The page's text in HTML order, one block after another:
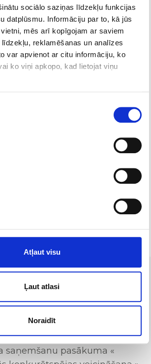
sociālo saziņas līdzekļu funkcijas
datplūsmu. Informāciju par to, kā jūs
mēs arī kopīgojam ar saviem
reklamēšanas un analīzes
var apvienot ar citu informāciju, ko
ko viņi apkopo, kad lietojat viņu
Atļaut visu
Ļaut atlasi
Noraidīt
KONKURĒTSPĒJAS
ir noslēdzis 2016. Gada 16.
Nr.SKV-L_2016/785 ar
un attīstības aģentūru par
saņemšanu pasākuma «